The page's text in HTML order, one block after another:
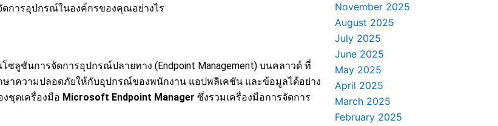
การอุปกรณ์ในองค์กรของคุณอย่างไร
โซลูชันการจัดการอุปกรณ์ปลายทาง (Endpoint Management) บนคลาวด์ ที่
ษาความปลอดภัยให้กับอุปกรณ์ของพนักงาน แอปพลิเคชัน และข้อมูลได้อย่าง
ชุดเครื่องมือ Microsoft Endpoint Manager ซึ่งรวมเครื่องมือการจัดการ
November 2025
August 2025
July 2025
June 2025
May 2025
April 2025
March 2025
February 2025